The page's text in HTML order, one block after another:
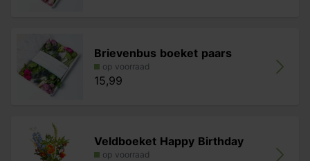
Brievenbus boeket paars
op voorraad
15,99
Veldboeket Happy Birthday
op voorraad